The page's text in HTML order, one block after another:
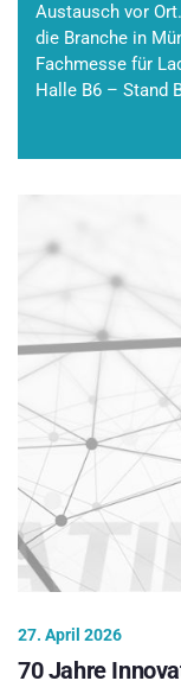
Austausch vor
die Branche in
Fachmesse für
Halle B6 – Stand
27. April 2026
70 Jahre